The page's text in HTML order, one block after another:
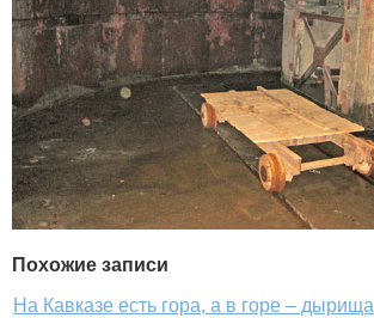
Похожие записи
На Кавказе есть гора, а в горе – дырища